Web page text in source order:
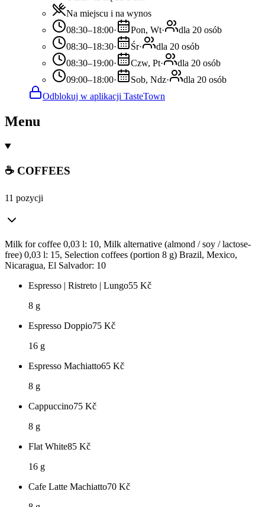
Na miejscu i na wynos
08:30–18:00· Pon, Wt·
dla 20 osób
08:30–18:30· Śr·
dla 20 osób
08:30–19:00· Czw, Pt·
dla 20 osób
09:00–18:00· Sob, Ndz·
dla 20 osób
Odblokuj w aplikacji TasteTown
Menu
☕ COFFEES
11 pozycji
Milk for coffee 0,03 l: 10, Milk alternative (almond / soy / lactose-
free) 0,03 l: 15, Selection coffees (portion 8 g) Brazil, Mexico,
Nicaragua, El Salvador: 10
Espresso | Ristreto | Lungo55 Kč
8 g
Espresso Doppio75 Kč
16 g
Espresso Machiatto65 Kč
8 g
Cappuccino75 Kč
8 g
Flat White85 Kč
16 g
Cafe Latte Machiatto70 Kč